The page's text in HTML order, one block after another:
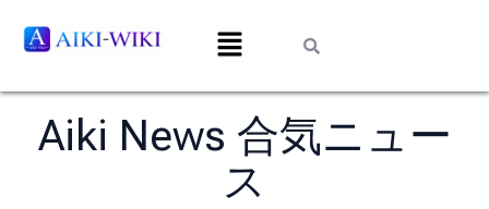
Aiki News 合気ニュー
ス